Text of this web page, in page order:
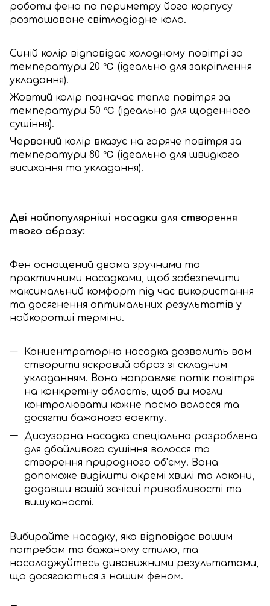
роботи фена по периметру його корпусу
розташоване світлодіодне коло.
Синій колір відповідає холодному повітрі за
температури 20 ℃ (ідеально для закріплення
укладання).
Жовтий колір позначає тепле повітря за
температури 50 ℃ (ідеально для щоденного
сушіння).
Червоний колір вказує на гаряче повітря за
температури 80 ℃ (ідеально для швидкого
висихання та укладання).
Дві найпопулярніші насадки для створення
твого образу:
Фен оснащений двома зручними та
практичними насадками, щоб забезпечити
максимальний комфорт під час використання
та досягнення оптимальних результатів у
найкоротші терміни.
Концентраторна насадка дозволить вам
створити яскравий образ зі складним
укладанням. Вона направляє потік повітря
на конкретну область, щоб ви могли
контролювати кожне пасмо волосся та
досягти бажаного ефекту.
Дифузорна насадка спеціально розроблена
для дбайливого сушіння волосся та
створення природного об'єму. Вона
допоможе виділити окремі хвилі та локони,
додавши вашій зачісці привабливості та
вишуканості.
Вибирайте насадку, яка відповідає вашим
потребам та бажаному стилю, та
насолоджуйтесь дивовижними результатами,
що досягаються з нашим феном.